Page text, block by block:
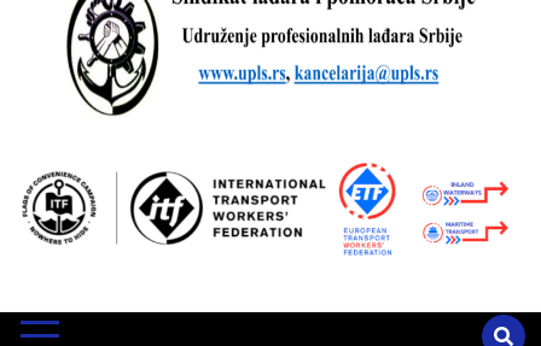
lađara i pomoraca Srbije